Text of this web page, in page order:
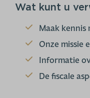
Wat kunt u
Maak kennis
Onze missie
Informatie
De fiscale